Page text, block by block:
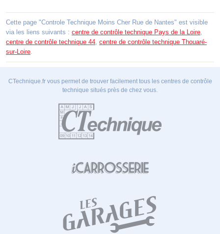
Cette page "Controle Technique Moins Cher Rue de Nantes" est visible
via les liens suivants : centre de contrôle technique Pays de la Loire,
centre de contrôle technique 44, centre de contrôle technique Thouaré-
sur-Loire.
CTechnique.fr vous permet de trouver facilement tous les centres de contrôle
technique situés près de chez vous.